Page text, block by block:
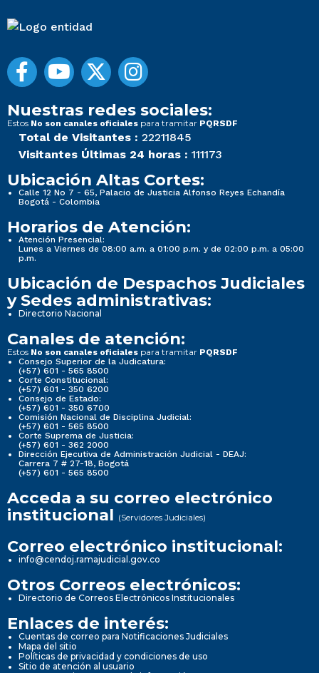
Nuestras redes sociales:
Estos No son canales oficiales para tramitar PQRSDF
Total de Visitantes : 22211845
Visitantes Últimas 24 horas : 111173
Ubicación Altas Cortes:
Calle 12 No 7 - 65, Palacio de Justicia Alfonso Reyes Echandía
Bogotá - Colombia
Horarios de Atención:
Atención Presencial:
Lunes a Viernes de 08:00 a.m. a 01:00 p.m. y de 02:00 p.m. a 05:00
p.m.
Ubicación de Despachos Judiciales
y Sedes administrativas:
Directorio Nacional
Canales de atención:
Estos No son canales oficiales para tramitar PQRSDF
Consejo Superior de la Judicatura:
(+57) 601 - 565 8500
Corte Constitucional:
(+57) 601 - 350 6200
Consejo de Estado:
(+57) 601 - 350 6700
Comisión Nacional de Disciplina Judicial:
(+57) 601 - 565 8500
Corte Suprema de Justicia:
(+57) 601 - 362 2000
Dirección Ejecutiva de Administración Judicial - DEAJ:
Carrera 7 # 27-18, Bogotá
(+57) 601 - 565 8500
Acceda a su correo electrónico
institucional (Servidores Judiciales)
Correo electrónico institucional:
info@cendoj.ramajudicial.gov.co
Otros Correos electrónicos:
Directorio de Correos Electrónicos Institucionales
Enlaces de interés:
Cuentas de correo para Notificaciones Judiciales
Mapa del sitio
Políticas de privacidad y condiciones de uso
Sitio de atención al usuario